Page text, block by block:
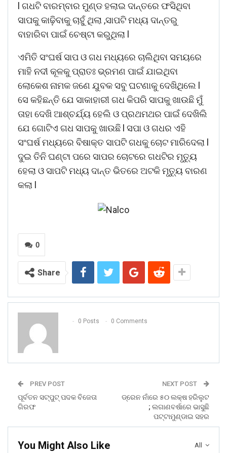
l ଗଧଟି ବାରମ୍ବାର ମୁଣ୍ଡ ହଲାଇ ଦାନ୍ତରେ ଫସିଥିବା
ସାପକୁ କାଢ଼ିବାକୁ ଚାହୁଁ ଥିଲା ,ସାପଟି ମଧ୍ୟ ଦାନ୍ତରୁ
ବାହାରିବା ପାଇଁ ଚେଷ୍ଟା କରୁଥିଲା l
ଏମିତି ସଂଘର୍ଷ ସାପ ଓ ଗଧ ମଧ୍ୟରେ ଚାଲିଥିବା ସମୟରେ
ମାହି ନଦୀ କୂଳକୁ ପ୍ରାତଃ ଭ୍ରମଣ ପାଇଁ ଯାଇଥିବା
ଲୋକେଶ ନାମକ ଜଣେ ଯୁବକ ସବୁ ଘଟଣାକୁ ଦେଖିଥିଲେ l
ସେ କହିଛନ୍ତି ଯେ ସାକାହାରୀ ଗଧ କିପରି ସାପକୁ ଖାଉଛି ମୁଁ
ତାହା ଦେଖି ଆଶ୍ଚର୍ଯ୍ୟ ହେଲି ଓ ପ୍ରଥମଥର ପାଇଁ ଦେଖିଲି
ଯେ ଗୋଟିଏ ଗଧ ସାପକୁ ଖାଉଛି l ସପା ଓ ଗଧର ଏହି
ସଂଘର୍ଷ ମଧ୍ୟରେ ବିଷାକ୍ତ ସାପଟି ଗଧକୁ ଚୋଟ ମାରିଦେଲା l
ଦୁଇ ତିନି ଘଣ୍ଟା ପରେ ସାପର ଚୋଟରେ ଗଧଟିର ମୃତ୍ୟୁ
ହେଲା ଓ ସାପଟି ମଧ୍ୟ ଦାନ୍ତ ଭିତରେ ଅଟକି ମୃତ୍ୟୁ ବାରଣ
କଲା l
0
Share
0 Posts 0 Comments
PREV POST
ପୂର୍ବତନ ସଟ୍‌ପୁଟ୍‌ ପଦକ ବିଜେତା
ଗିରଫ
NEXT POST
ଡ୍ରେନ ନାଁରେ ୫୦ ଲକ୍ଷ ହରିଲୁଟ
; ଲଗାଣବର୍ଷାରେ ଭାସୁଛି
ପଟ୍ଟାମୁଣ୍ଡାଇ ସହର
All
You Might Also Like